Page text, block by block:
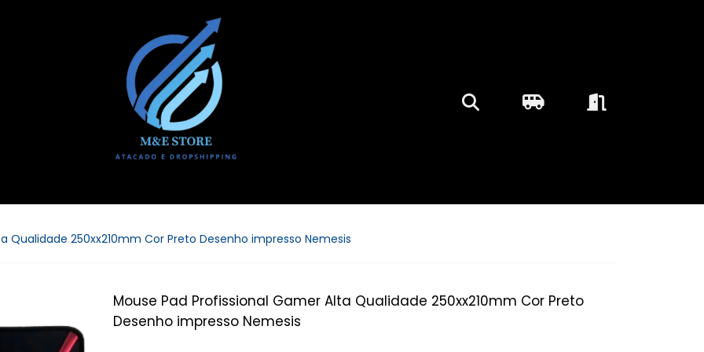
Qualidade 250xx210mm Cor Preto Desenho impresso Nemesis
Mouse Pad Profissional Gamer Alta Qualidade 250xx210mm Cor Preto
Desenho impresso Nemesis